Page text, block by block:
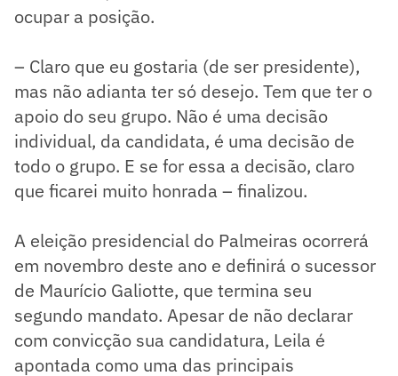
ocupar a posição.
– Claro que eu gostaria (de ser presidente),
mas não adianta ter só desejo. Tem que ter o
apoio do seu grupo. Não é uma decisão
individual, da candidata, é uma decisão de
todo o grupo. E se for essa a decisão, claro
que ficarei muito honrada – finalizou.
A eleição presidencial do Palmeiras ocorrerá
em novembro deste ano e definirá o sucessor
de Maurício Galiotte, que termina seu
segundo mandato. Apesar de não declarar
com convicção sua candidatura, Leila é
apontada como uma das principais